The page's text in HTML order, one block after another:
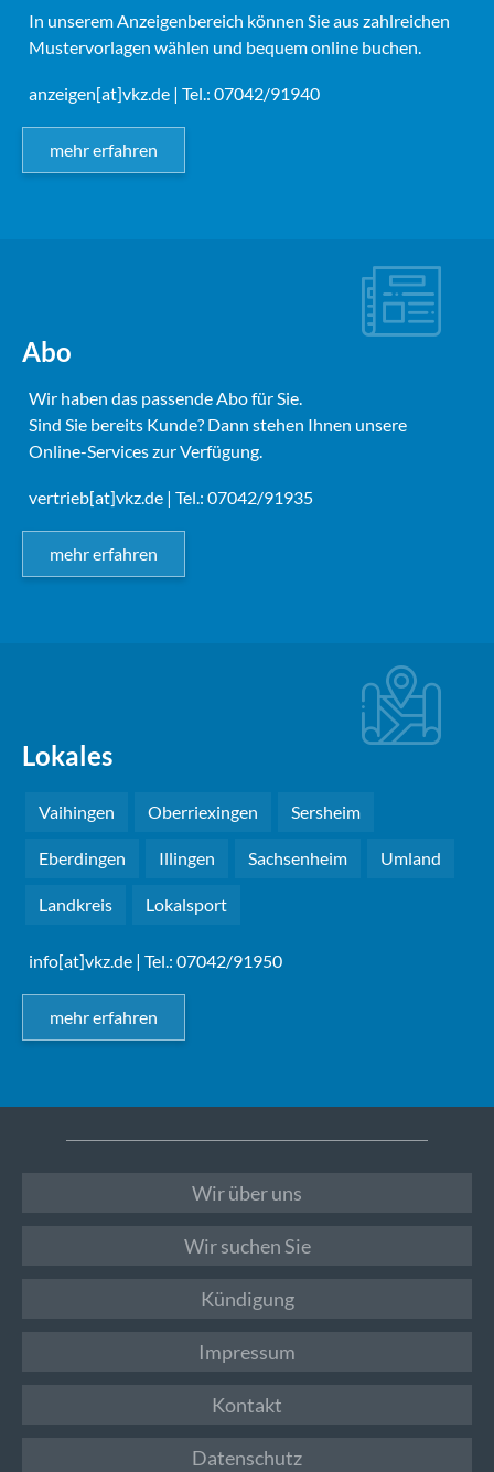
In unserem Anzeigenbereich können Sie aus zahlreichen
Mustervorlagen wählen und bequem online buchen.
anzeigen[at]vkz.de | Tel.: 07042/91940
mehr erfahren
Abo
Wir haben das passende Abo für Sie.
Sind Sie bereits Kunde? Dann stehen Ihnen unsere
Online-Services zur Verfügung.
vertrieb[at]vkz.de | Tel.: 07042/91935
mehr erfahren
Lokales
Vaihingen Oberriexingen Sersheim
Eberdingen Illingen Sachsenheim Umland
Landkreis Lokalsport
info[at]vkz.de | Tel.: 07042/91950
mehr erfahren
Wir über uns
Wir suchen Sie
Kündigung
Impressum
Kontakt
Datenschutz